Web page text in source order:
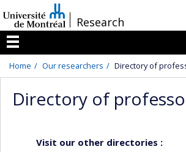
au
contenu
/Research
Menu
Home Our researchers Directory of
Directory of
Visit our other directories :